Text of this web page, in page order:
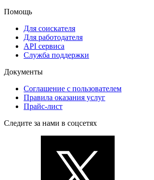
Помощь
Для соискателя
Для работодателя
API сервиса
Служба поддержки
Документы
Соглашение с пользователем
Правила оказания услуг
Прайс-лист
Следите за нами в соцсетях